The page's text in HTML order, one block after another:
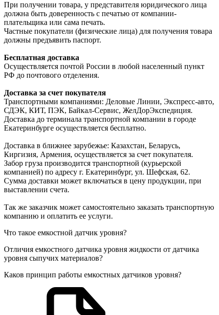
При получении товара, у представителя юридического лица
должна быть доверенность с печатью от компании-
плательщика или сама печать.
Частные покупатели (физические лица) для получения товара
должны предъявить паспорт.
Бесплатная доставка
Осуществляется почтой России в любой населенный пункт
РФ до почтового отделения.
Доставка за счет покупателя
Транспортными компаниями: Деловые Линии, Экспресс-авто,
СДЭК, КИТ, ПЭК, Байкал-Сервис, ЖелДорЭкспедиция.
Доставка до терминала транспортной компании в городе
Екатеринбурге осуществляется бесплатно.
Доставка в ближнее зарубежье: Казахстан, Беларусь,
Киргизия, Армения, осуществляется за счет покупателя.
Забор груза производится транспортной (курьерской
компанией) по адресу г. Екатеринбург, ул. Шефская, 62.
Сумма доставки может включаться в цену продукции, при
выставлении счета.
Так же заказчик может самостоятельно заказать транспортную
компанию и оплатить ее услуги.
Что такое емкостной датчик уровня?
Отличия емкостного датчика уровня жидкости от датчика
уровня сыпучих материалов?
Каков принцип работы емкостных датчиков уровня?